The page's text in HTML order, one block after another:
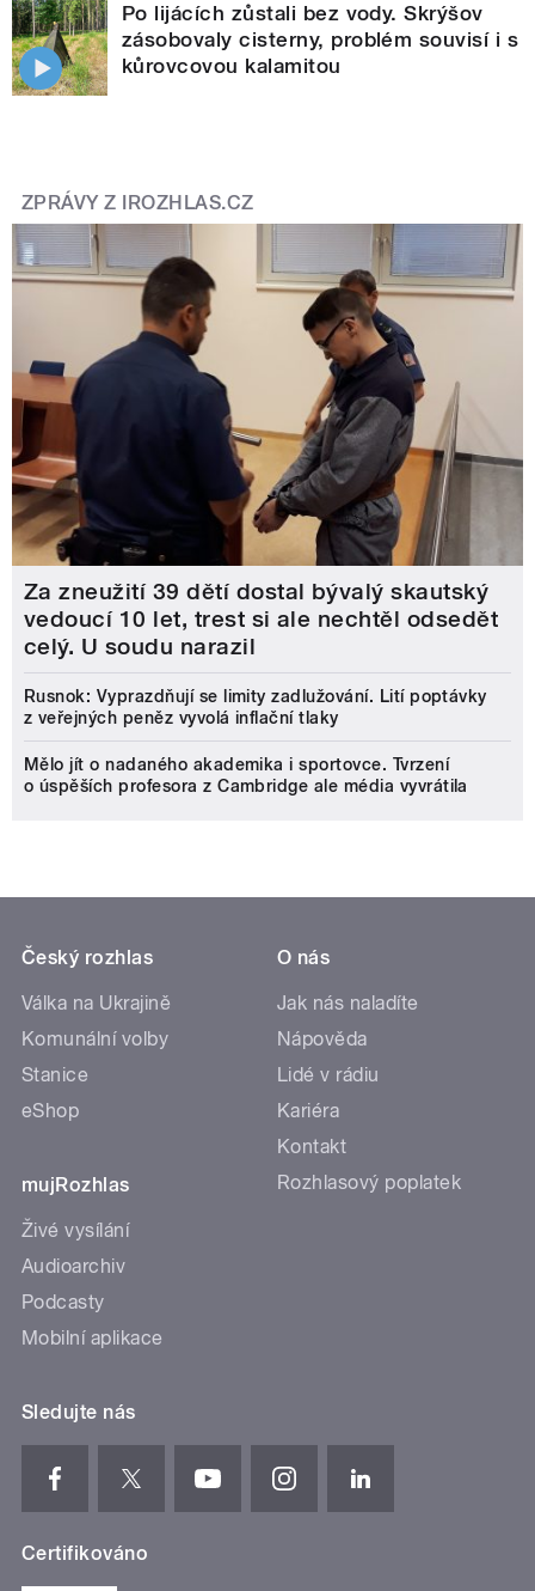
Po lijácích zůstali bez vody. Skrýšov
zásobovaly cisterny, problém souvisí i s
kůrovcovou kalamitou
ZPRÁVY Z IROZHLAS.CZ
Za zneužití 39 dětí dostal bývalý skautský
vedoucí 10 let, trest si ale nechtěl odsedět
celý. U soudu narazil
Rusnok: Vyprazdňují se limity zadlužování. Lití poptávky
z veřejných peněz vyvolá inflační tlaky
Mělo jít o nadaného akademika i sportovce. Tvrzení
o úspěších profesora z Cambridge ale média vyvrátila
Český rozhlas
Válka na Ukrajině
Komunální volby
Stanice
eShop
mujRozhlas
Živé vysílání
Audioarchiv
Podcasty
Mobilní aplikace
O nás
Jak nás naladíte
Nápověda
Lidé v rádiu
Kariéra
Kontakt
Rozhlasový poplatek
Sledujte nás
Certifikováno